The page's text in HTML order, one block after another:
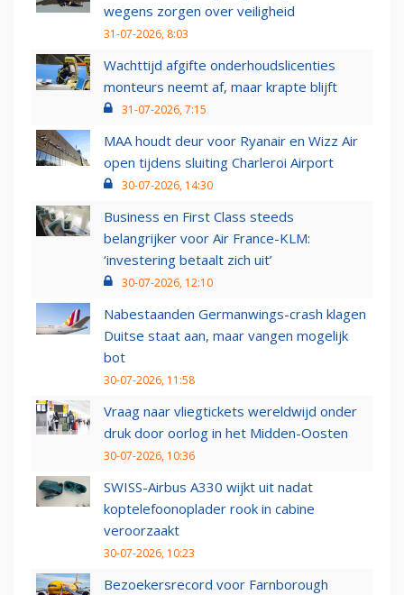
wegens zorgen over veiligheid
31-07-2026, 8:03
Wachttijd afgifte onderhoudslicenties
monteurs neemt af, maar krapte blijft
31-07-2026, 7:15
MAA houdt deur voor Ryanair en Wizz Air
open tijdens sluiting Charleroi Airport
30-07-2026, 14:30
Business en First Class steeds
belangrijker voor Air France-KLM:
‘investering betaalt zich uit’
30-07-2026, 12:10
Nabestaanden Germanwings-crash klagen
Duitse staat aan, maar vangen mogelijk
bot
30-07-2026, 11:58
Vraag naar vliegtickets wereldwijd onder
druk door oorlog in het Midden-Oosten
30-07-2026, 10:36
SWISS-Airbus A330 wijkt uit nadat
koptelefoonoplader rook in cabine
veroorzaakt
30-07-2026, 10:23
Bezoekersrecord voor Farnborough